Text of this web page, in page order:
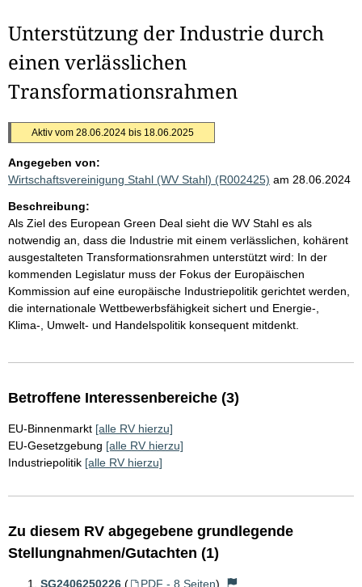
Unterstützung der Industrie durch
einen verlässlichen
Transformationsrahmen
Aktiv vom 28.06.2024 bis 18.06.2025
Angegeben von:
Wirtschaftsvereinigung Stahl (WV Stahl) (R002425) am 28.06.2024
Beschreibung:
Als Ziel des European Green Deal sieht die WV Stahl es als
notwendig an, dass die Industrie mit einem verlässlichen, kohärent
ausgestalteten Transformationsrahmen unterstützt wird: In der
kommenden Legislatur muss der Fokus der Europäischen
Kommission auf eine europäische Industriepolitik gerichtet werden,
die internationale Wettbewerbsfähigkeit sichert und Energie-,
Klima-, Umwelt- und Handelspolitik konsequent mitdenkt.
Betroffene Interessenbereiche (3)
EU-Binnenmarkt [alle RV hierzu]
EU-Gesetzgebung [alle RV hierzu]
Industriepolitik [alle RV hierzu]
Zu diesem RV abgegebene grundlegende
Stellungnahmen/Gutachten (1)
SG2406250226 ( PDF - 8 Seiten)